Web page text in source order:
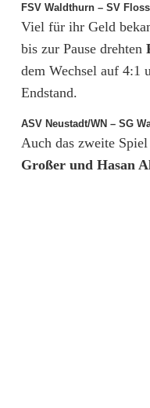
e
n
s
t
a
d
FSV Waldthurn – SV
Viel für ihr Geld
bis zur Pause drehten
dem Wechsel auf 4:1
Endstand.
ASV Neustadt/WN – SG
Auch das zweite
Großer und Hasan